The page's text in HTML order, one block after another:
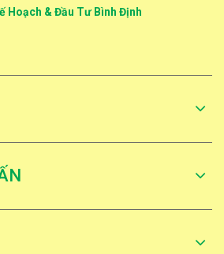
Hoạch & Đầu Tư Bình Định